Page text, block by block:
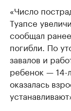
«Число
Туапсе
сообщал
погибли. По
завалов и
ребенок — 14-
оказалась